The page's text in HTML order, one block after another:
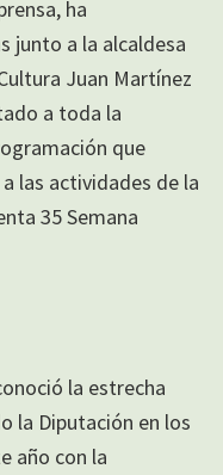
ha
junto a la alcaldesa
Juan Martínez
a toda la
que
las actividades de la
35 Semana
la estrecha
la Diputación en los
año con la